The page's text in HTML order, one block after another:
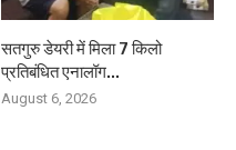
सतगुरु डेयरी में मिला 7 किलो
प्रतिबंधित एनालॉग...
August 6, 2026